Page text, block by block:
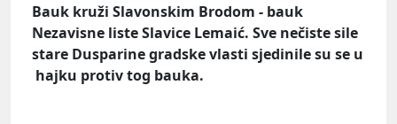
Bauk kruži Slavonskim Brodom - bauk
Nezavisne liste Slavice Lemaić. Sve nečiste sile
stare Dusparine gradske vlasti sjedinile su se u
hajku protiv tog bauka.